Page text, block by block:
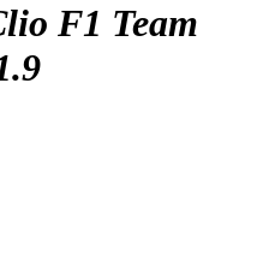
F1 Team